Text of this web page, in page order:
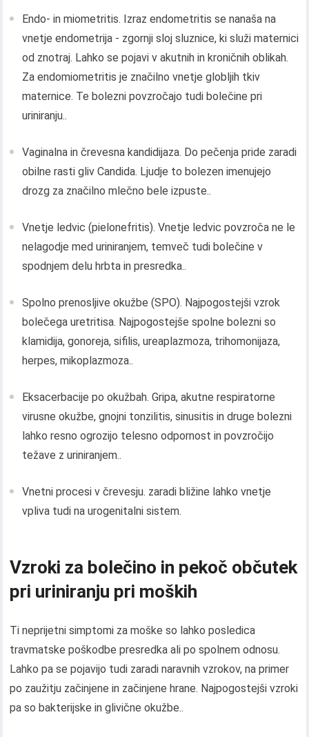
Endo- in miometritis. Izraz endometritis se nanaša na
vnetje endometrija - zgornji sloj sluznice, ki služi maternici
od znotraj. Lahko se pojavi v akutnih in kroničnih oblikah.
Za endomiometritis je značilno vnetje globljih tkiv
maternice. Te bolezni povzročajo tudi bolečine pri
uriniranju..
Vaginalna in črevesna kandidijaza. Do pečenja pride zaradi
obilne rasti gliv Candida. Ljudje to bolezen imenujejo
drozg za značilno mlečno bele izpuste..
Vnetje ledvic (pielonefritis). Vnetje ledvic povzroča ne le
nelagodje med uriniranjem, temveč tudi bolečine v
spodnjem delu hrbta in presredka..
Spolno prenosljive okužbe (SPO). Najpogostejši vzrok
bolečega uretritisa. Najpogostejše spolne bolezni so
klamidija, gonoreja, sifilis, ureaplazmoza, trihomonijaza,
herpes, mikoplazmoza..
Eksacerbacije po okužbah. Gripa, akutne respiratorne
virusne okužbe, gnojni tonzilitis, sinusitis in druge bolezni
lahko resno ogrozijo telesno odpornost in povzročijo
težave z uriniranjem..
Vnetni procesi v črevesju. zaradi bližine lahko vnetje
vpliva tudi na urogenitalni sistem.
Vzroki za bolečino in pekoč občutek
pri uriniranju pri moških
Ti neprijetni simptomi za moške so lahko posledica
travmatske poškodbe presredka ali po spolnem odnosu.
Lahko pa se pojavijo tudi zaradi naravnih vzrokov, na primer
po zaužitju začinjene in začinjene hrane. Najpogostejši vzroki
pa so bakterijske in glivične okužbe..